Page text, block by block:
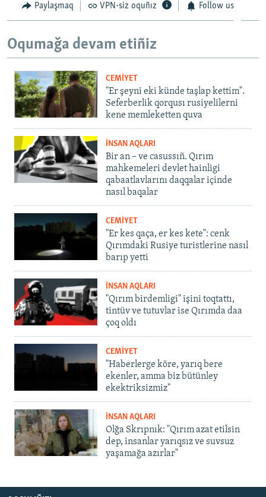
Paylaşmaq VPN-siz oquñız Follow us
Oqumağa devam etiñiz
CEMİYET
"Er şeyni eki künde taşlap kettim".
Seferberlik qorqusı rusiyelilerni
kene memleketten quva
İNSAN AQLARI
Bir an – ve casussıñ. Qırım
mahkemeleri devlet hainligi
qabaatlavlarını daqqalar içinde
nasıl baqalar
CEMİYET
"Er kes qaça, er kes kete": cenk
Qırımdaki Rusiye turistlerine nasıl
barıp yetti
İNSAN AQLARI
"Qırım birdemligi" işini toqtattı,
tintüv ve tutuvlar ise Qırımda daa
çoq oldı
CEMİYET
"Haberlerge köre, yarıq bere
ekenler, amma biz bütünley
ekektriksizmiz"
İNSAN AQLARI
Olğa Skrıpnık: "Qırım azat etilsin
dep, insanlar yarıqsız ve suvsuz
yaşamağa azırlar"